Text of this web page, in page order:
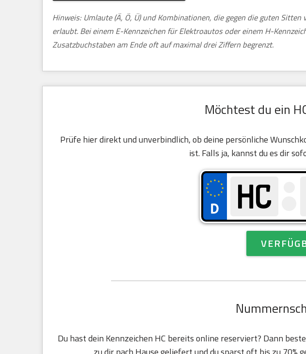
Hinweis: Umlaute (Ä, Ö, Ü) und Kombinationen, die gegen die guten
erlaubt. Bei einem E-Kennzeichen für Elektroautos oder einem H-
Zusatzbuchstaben am Ende oft auf maximal drei Ziffern begrenzt.
Möchtest du ein
Prüfe hier direkt und unverbindlich, ob deine persönliche
ist. Falls ja, kannst du es dir
Du hast dein Kennzeichen HC bereits online reserviert? Dann